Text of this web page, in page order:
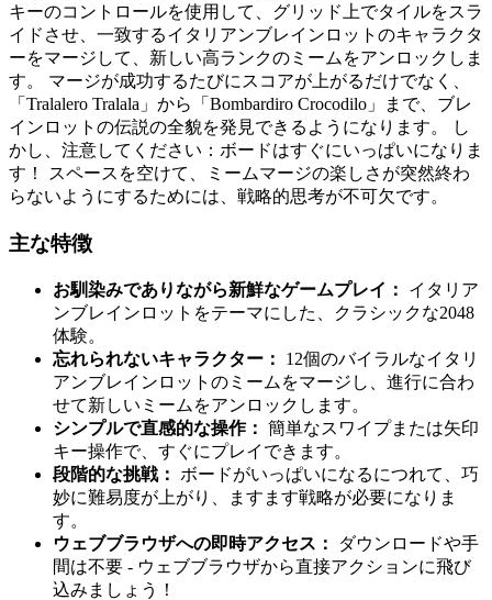
キーのコントロールを使用して、グリッド上でタイルをスラ
イドさせ、一致するイタリアンブレインロットのキャラクタ
ーをマージして、新しい高ランクのミームをアンロックしま
す。 マージが成功するたびにスコアが上がるだけでなく、
「Tralalero Tralala」から「Bombardiro Crocodilo」まで、ブレ
インロットの伝説の全貌を発見できるようになります。 し
かし、注意してください：ボードはすぐにいっぱいになりま
す！ スペースを空けて、ミームマージの楽しさが突然終わ
らないようにするためには、戦略的思考が不可欠です。
主な特徴
お馴染みでありながら新鮮なゲームプレイ：
イタリア
ンブレインロットをテーマにした、クラシックな2048
体験。
忘れられないキャラクター：
12個のバイラルなイタリ
アンブレインロットのミームをマージし、進行に合わ
せて新しいミームをアンロックします。
シンプルで直感的な操作： 簡単なスワイプまたは矢印
キー操作で、すぐにプレイできます。
段階的な挑戦：
ボードがいっぱいになるにつれて、巧
妙に難易度が上がり、ますます戦略が必要になりま
す。
ウェブブラウザへの即時アクセス：
ダウンロードや手
間は不要 - ウェブブラウザから直接アクションに飛び
込みましょう！